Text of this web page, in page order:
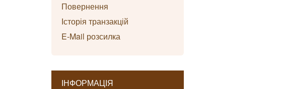
Повернення
Історія транзакцій
E-Mail розсилка
ІНФОРМАЦІЯ